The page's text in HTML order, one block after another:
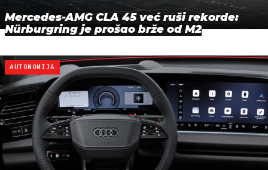
Mercedes-AMG CLA 45 već ruši rekorde:
Nürburgring je prošao brže od M2
AUTONOMIJA